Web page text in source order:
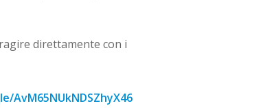
direttamente con i
AvM65NUkNDSZhyX46